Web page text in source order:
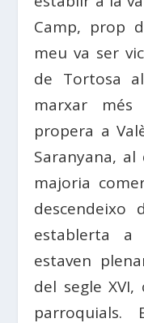
Camp, prop
meu va ser
de Tortosa
marxar
propera a
Saranyana, al
majoria
descendeixo
establerta
estaven
del segle
parroquials.